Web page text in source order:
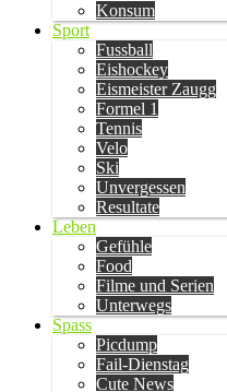
Konsum
Sport
Fussball
Eishockey
Eismeister Zaugg
Formel 1
Tennis
Velo
Ski
Unvergessen
Resultate
Leben
Gefühle
Food
Filme und Serien
Unterwegs
Spass
Picdump
Fail-Dienstag
Cute News